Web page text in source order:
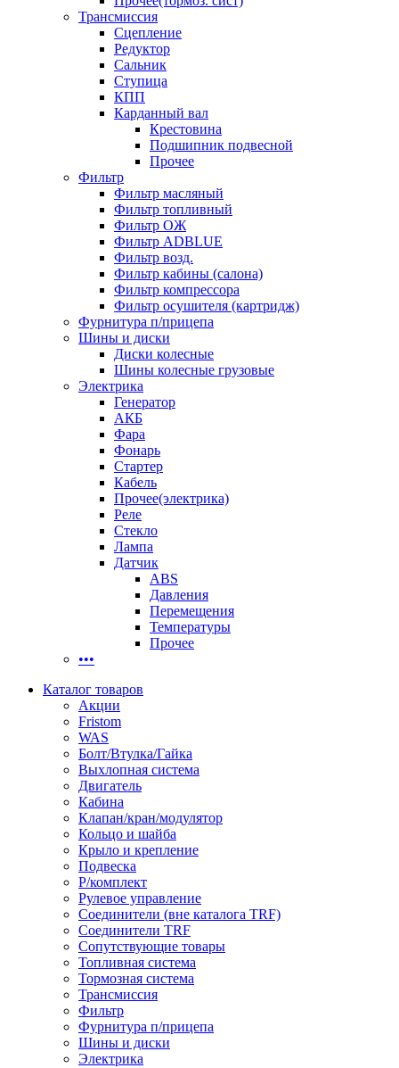
Трансмиссия
Сцепление
Редуктор
Сальник
Ступица
КПП
Карданный вал
Крестовина
Подшипник подвесной
Прочее
Фильтр
Фильтр масляный
Фильтр топливный
Фильтр ОЖ
Фильтр ADBLUE
Фильтр возд.
Фильтр кабины (салона)
Фильтр компрессора
Фильтр осушителя (картридж)
Фурнитура п/прицепа
Шины и диски
Диски колесные
Шины колесные грузовые
Электрика
Генератор
АКБ
Фара
Фонарь
Стартер
Кабель
Прочее(электрика)
Реле
Стекло
Лампа
Датчик
ABS
Давления
Перемещения
Температуры
Прочее
•••
Каталог товаров
Акции
Fristom
WAS
Болт/Втулка/Гайка
Выхлопная система
Двигатель
Кабина
Клапан/кран/модулятор
Кольцо и шайба
Крыло и крепление
Подвеска
Р/комплект
Рулевое управление
Соединители (вне каталога TRF)
Соединители TRF
Сопутствующие товары
Топливная система
Тормозная система
Трансмиссия
Фильтр
Фурнитура п/прицепа
Шины и диски
Электрика